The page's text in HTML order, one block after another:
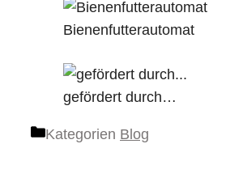
Bienenfutterautomat
gefördert durch…
Kategorien Blog